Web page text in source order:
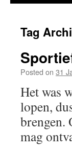
content
Tag
Posted on 31
Het was
lopen,
brengen.
mag